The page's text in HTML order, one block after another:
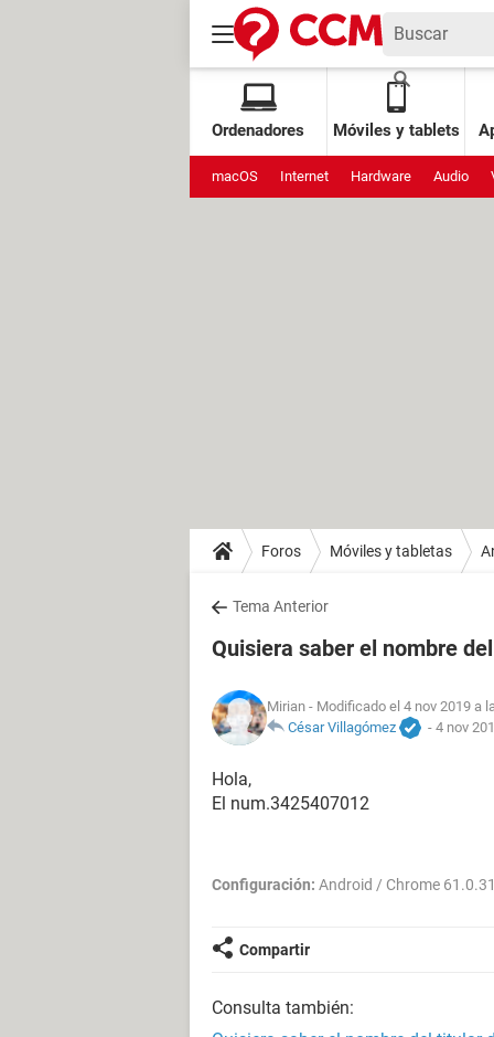
Ordenadores Móviles y tablets
macOS Internet Hardware Audio
Foros Móviles y tabletas
Tema Anterior
Quisiera saber el nombre
Mirian - Modificado el 4 nov 2019 a
César Villagómez
- 4 nov
Hola,
El num.3425407012
Configuración: Android / Chrome
Compartir
Consulta también: